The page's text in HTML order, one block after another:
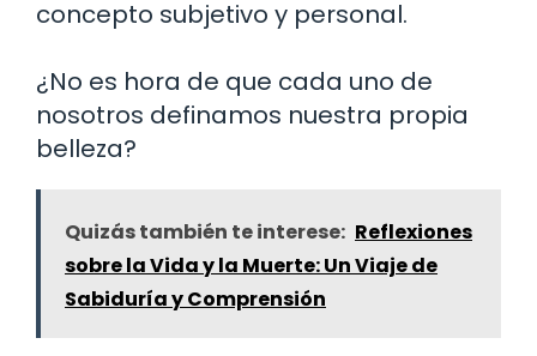
concepto subjetivo y personal.
¿No es hora de que cada uno de
nosotros definamos nuestra propia
belleza?
Quizás también te interese: Reflexiones
sobre la Vida y la Muerte: Un Viaje de
Sabiduría y Comprensión